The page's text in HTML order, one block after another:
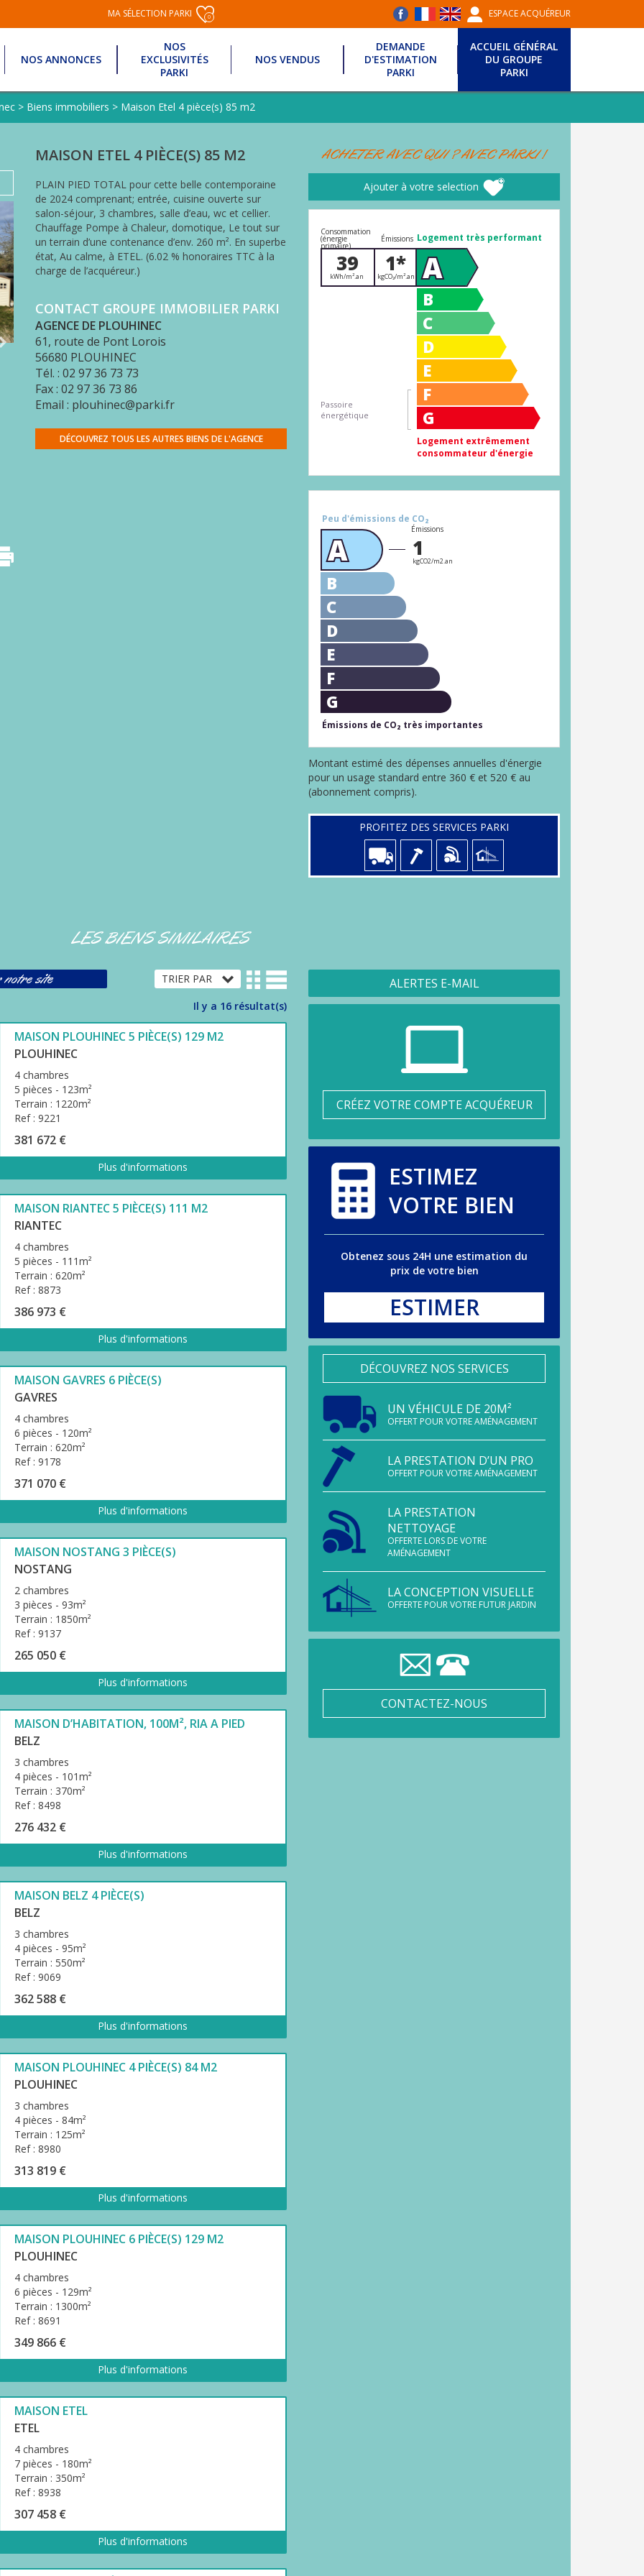
MA SÉLECTION PARKI 0 ESPACE ACQUÉREUR
NOS ANNONCES
NOS
EXCLUSIVITÉS
PARKI
NOS VENDUS
DEMANDE
D'ESTIMATION
PARKI
ACCUEIL GÉNÉRAL
DU GROUPE
PARKI
> Biens immobiliers > Maison Etel 4 pièce(s) 85 m2
MAISON ETEL 4 PIÈCE(S) 85 M2
PLAIN PIED TOTAL pour cette belle contemporaine
de 2024 comprenant; entrée, cuisine ouverte sur
salon-séjour, 3 chambres, salle d’eau, wc et cellier.
Chauffage Pompe à Chaleur, domotique, Le tout sur
un terrain d’une contenance d’env. 260 m². En superbe
état, Au calme, à ETEL. (6.02 % honoraires TTC à la
charge de l’acquéreur.)
CONTACT GROUPE IMMOBILIER PARKI
AGENCE DE PLOUHINEC
61, route de Pont Lorois
56680 PLOUHINEC
Tél. : 02 97 36 73 73
Fax : 02 97 36 73 86
Email : plouhinec@parki.fr
DÉCOUVREZ TOUS LES AUTRES BIENS DE L'AGENCE
ACHETER AVEC QUI ? AVEC PARKI !
Ajouter à votre selection
Logement très performant
Consommation
(énergie
primaire)
39
kWh/m².an
Émissions
1*
kgCO₂/m².an A
B
C
D
E
F
G
Passoire
énergétique
Logement extrêmement
consommateur d'énergie
Peu d'émissions de CO₂
Émissions
1
kgCO2/m2.an
A
B
C
D
E
F
G
Émissions de CO₂ très importantes
Montant estimé des dépenses annuelles d'énergie
pour un usage standard entre 360 € et 520 € au
(abonnement compris).
PROFITEZ DES SERVICES PARKI
LES BIENS SIMILAIRES
notre site
Il y a 16 résultat(s)
MAISON PLOUHINEC 5 PIÈCE(S) 129 M2
PLOUHINEC
4 chambres
5 pièces - 123m²
Terrain : 1220m²
Ref : 9221
381 672 €
Plus d'informations
MAISON RIANTEC 5 PIÈCE(S) 111 M2
RIANTEC
4 chambres
5 pièces - 111m²
Terrain : 620m²
Ref : 8873
386 973 €
Plus d'informations
MAISON GAVRES 6 PIÈCE(S)
GAVRES
4 chambres
6 pièces - 120m²
Terrain : 620m²
Ref : 9178
371 070 €
Plus d'informations
MAISON NOSTANG 3 PIÈCE(S)
NOSTANG
2 chambres
3 pièces - 93m²
Terrain : 1850m²
Ref : 9137
265 050 €
Plus d'informations
MAISON D’HABITATION, 100M², RIA A PIED
BELZ
3 chambres
4 pièces - 101m²
Terrain : 370m²
Ref : 8498
276 432 €
Plus d'informations
MAISON BELZ 4 PIÈCE(S)
BELZ
3 chambres
4 pièces - 95m²
Terrain : 550m²
Ref : 9069
362 588 €
Plus d'informations
MAISON PLOUHINEC 4 PIÈCE(S) 84 M2
PLOUHINEC
3 chambres
4 pièces - 84m²
Terrain : 125m²
Ref : 8980
313 819 €
Plus d'informations
MAISON PLOUHINEC 6 PIÈCE(S) 129 M2
PLOUHINEC
4 chambres
6 pièces - 129m²
Terrain : 1300m²
Ref : 8691
349 866 €
Plus d'informations
MAISON ETEL
ETEL
4 chambres
7 pièces - 180m²
Terrain : 350m²
Ref : 8938
307 458 €
Plus d'informations
ALERTES E-MAIL
CRÉEZ VOTRE COMPTE ACQUÉREUR
ESTIMEZ
VOTRE BIEN
Obtenez sous 24H une estimation du
prix de votre bien
ESTIMER
DÉCOUVREZ NOS SERVICES
UN VÉHICULE DE 20M²
OFFERT POUR VOTRE AMÉNAGEMENT
LA PRESTATION D’UN PRO
OFFERT POUR VOTRE AMÉNAGEMENT
LA PRESTATION
NETTOYAGE
OFFERTE LORS DE VOTRE
AMÉNAGEMENT
LA CONCEPTION VISUELLE
OFFERTE POUR VOTRE FUTUR JARDIN
CONTACTEZ-NOUS